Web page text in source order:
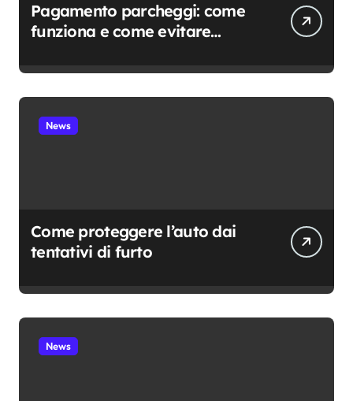
Pagamento parcheggi: come
funziona e come evitare
News
Come proteggere l’auto dai
tentativi di furto
News